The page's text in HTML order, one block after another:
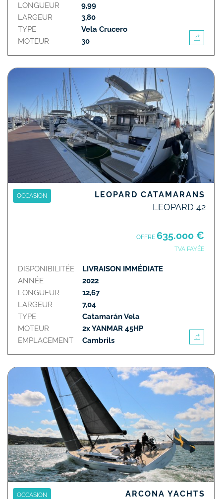
LONGUEUR
LARGEUR
TYPE
MOTEUR
9,99
3,80
Vela Crucero
30
OCCASION LEOPARD CATAMARANS
LEOPARD 42
OFFRE 635.000 €
TVA PAYÉE
DISPONIBILITÉE
ANNÉE
LONGUEUR
LARGEUR
TYPE
MOTEUR
EMPLACEMENT
LIVRAISON IMMÉDIATE
2022
12,67
7,04
Catamarán Vela
2x YANMAR 45HP
Cambrils
OCCASION ARCONA YACHTS